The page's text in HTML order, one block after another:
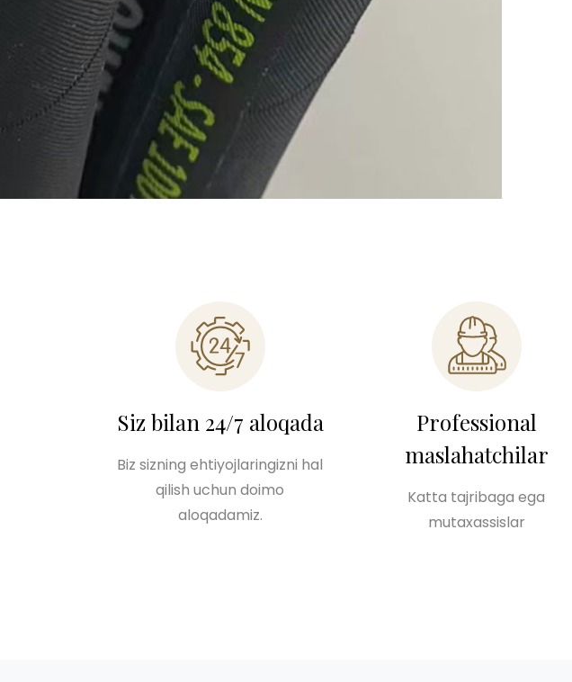
Siz bilan 24/7 aloqada
Biz sizning ehtiyojlaringizni hal
qilish uchun doimo
aloqadamiz.
Professional
maslahatchilar
Katta tajribaga ega
mutaxassislar